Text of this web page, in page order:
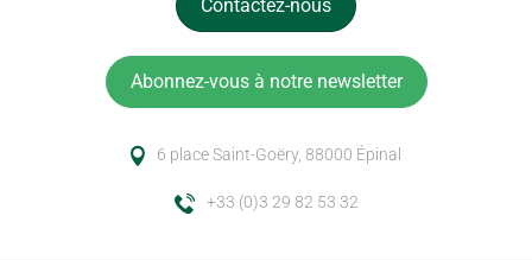
Contactez-nous
Abonnez-vous à notre newsletter
6 place Saint-Goëry, 88000 Épinal
+33 (0)3 29 82 53 32